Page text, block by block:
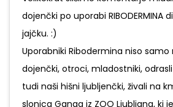
dojenčki po uporabi RIBODERMINA
jajčku. :)
Uporabniki Ribodermina niso samo
dojenčki, otroci, mladostniki,
tudi naši hišni ljubljenčki, živali na
slonica Ganga iz ZOO Ljubljana, ki